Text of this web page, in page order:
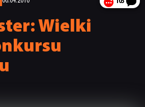
Wielki